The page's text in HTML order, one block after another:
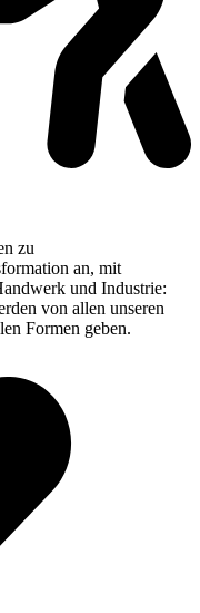
zu
an, mit
und Industrie:
von allen unseren
Formen geben.